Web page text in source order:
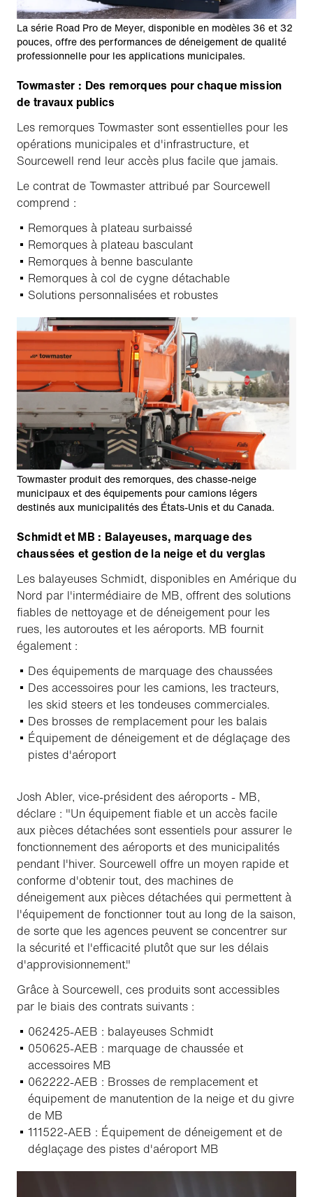
La série Road Pro de Meyer, disponible en modèles 36 et 32
pouces, offre des performances de déneigement de qualité
professionnelle pour les applications municipales.
Towmaster : Des remorques pour chaque mission
de travaux publics
Les remorques Towmaster sont essentielles pour les
opérations municipales et d'infrastructure, et
Sourcewell rend leur accès plus facile que jamais.
Le contrat de Towmaster attribué par Sourcewell
comprend :
Remorques à plateau surbaissé
Remorques à plateau basculant
Remorques à benne basculante
Remorques à col de cygne détachable
Solutions personnalisées et robustes
Towmaster produit des remorques, des chasse-neige
municipaux et des équipements pour camions légers
destinés aux municipalités des États-Unis et du Canada.
Schmidt et MB : Balayeuses, marquage des
chaussées et gestion de la neige et du verglas
Les balayeuses Schmidt, disponibles en Amérique du
Nord par l'intermédiaire de MB, offrent des solutions
fiables de nettoyage et de déneigement pour les
rues, les autoroutes et les aéroports. MB fournit
également :
Des équipements de marquage des chaussées
Des accessoires pour les camions, les tracteurs,
les skid steers et les tondeuses commerciales.
Des brosses de remplacement pour les balais
Équipement de déneigement et de déglaçage des
pistes d'aéroport
Josh Abler, vice-président des aéroports - MB,
déclare : "Un équipement fiable et un accès facile
aux pièces détachées sont essentiels pour assurer le
fonctionnement des aéroports et des municipalités
pendant l'hiver. Sourcewell offre un moyen rapide et
conforme d'obtenir tout, des machines de
déneigement aux pièces détachées qui permettent à
l'équipement de fonctionner tout au long de la saison,
de sorte que les agences peuvent se concentrer sur
la sécurité et l'efficacité plutôt que sur les délais
d'approvisionnement."
Grâce à Sourcewell, ces produits sont accessibles
par le biais des contrats suivants :
062425-AEB : balayeuses Schmidt
050625-AEB : marquage de chaussée et
accessoires MB
062222-AEB : Brosses de remplacement et
équipement de manutention de la neige et du givre
de MB
111522-AEB : Équipement de déneigement et de
déglaçage des pistes d'aéroport MB